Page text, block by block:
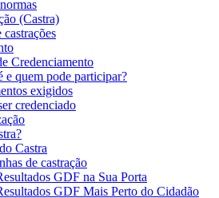
(Castra)
Credenciamento
e quem pode participar?
exigidos
credenciado
Castra
de castração
GDF na Sua Porta
GDF Mais Perto do Cidadão